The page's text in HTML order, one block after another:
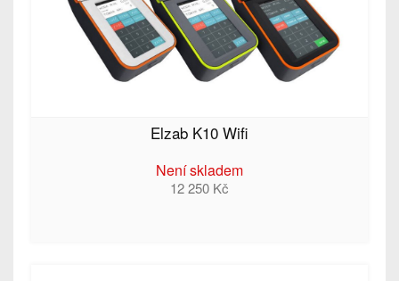
Elzab K10 Wifi
Není skladem
12 250 Kč